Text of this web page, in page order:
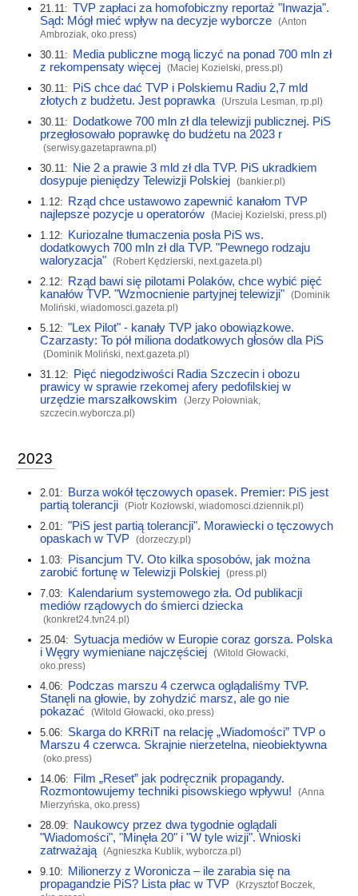
21.11: TVP zapłaci za homofobiczny reportaż "Inwazja".
Sąd: Mógł mieć wpływ na decyzje wyborcze (Anton
Ambroziak, oko.press)
30.11: Media publiczne mogą liczyć na ponad 700 mln zł
z rekompensaty więcej (Maciej Kozielski, press.pl)
30.11: PiS chce dać TVP i Polskiemu Radiu 2,7 mld
złotych z budżetu. Jest poprawka (Urszula Lesman, rp.pl)
30.11: Dodatkowe 700 mln zł dla telewizji publicznej. PiS
przegłosowało poprawkę do budżetu na 2023 r
(serwisy.gazetaprawna.pl)
30.11: Nie 2 a prawie 3 mld zł dla TVP. PiS ukradkiem
dosypuje pieniędzy Telewizji Polskiej (bankier.pl)
1.12: Rząd chce ustawowo zapewnić kanałom TVP
najlepsze pozycje u operatorów (Maciej Kozielski, press.pl)
1.12: Kuriozalne tłumaczenia posła PiS ws.
dodatkowych 700 mln zł dla TVP. "Pewnego rodzaju
waloryzacja" (Robert Kędzierski, next.gazeta.pl)
2.12: Rząd bawi się pilotami Polaków, chce wybić pięć
kanałów TVP. "Wzmocnienie partyjnej telewizji" (Dominik
Moliński, wiadomosci.gazeta.pl)
5.12: "Lex Pilot" - kanały TVP jako obowiązkowe.
Czarzasty: To pół miliona dodatkowych głosów dla PiS
(Dominik Moliński, next.gazeta.pl)
31.12: Pięć niegodziwości Radia Szczecin i obozu
prawicy w sprawie rzekomej afery pedofilskiej w
urzędzie marszałkowskim
(Jerzy Połowniak,
szczecin.wyborcza.pl)
2023
2.01: Burza wokół tęczowych opasek. Premier: PiS jest
partią tolerancji (Piotr Kozłowski, wiadomosci.dziennik.pl)
2.01: "PiS jest partią tolerancji". Morawiecki o tęczowych
opaskach w TVP (dorzeczy.pl)
1.03: Pisancjum TV. Oto kilka sposobów, jak można
zarobić fortunę w Telewizji Polskiej (press.pl)
7.03: Kalendarium systemowego zła. Od publikacji
mediów rządowych do śmierci dziecka
(konkret24.tvn24.pl)
25.04: Sytuacja mediów w Europie coraz gorsza. Polska
i Węgry wymieniane najczęściej (Witold Głowacki,
oko.press)
4.06: Podczas marszu 4 czerwca oglądaliśmy TVP.
Stanęli na głowie, by zohydzić marsz, ale go nie
pokazać
(Witold Głowacki, oko.press)
5.06: Skarga do KRRiT na relację „Wiadomości” TVP o
Marszu 4 czerwca. Skrajnie nierzetelna, nieobiektywna
(oko.press)
14.06: Film „Reset” jak podręcznik propagandy.
Rozmontowujemy techniki pisowskiego wpływu!
(Anna
Mierzyńska, oko.press)
28.09: Naukowcy przez dwa tygodnie oglądali
"Wiadomości", "Minęła 20" i "W tyle wizji". Wnioski
zatrważają (Agnieszka Kublik, wyborcza.pl)
9.10: Milionerzy z Woronicza – ile zarabia się na
propagandzie PiS? Lista płac w TVP (Krzysztof Boczek,